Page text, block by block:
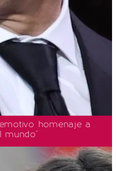
homenaje a
mundo"